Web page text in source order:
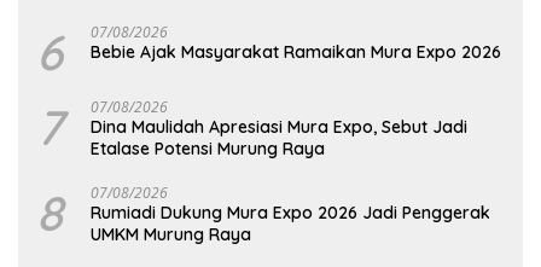
6 07/08/2026
Bebie Ajak Masyarakat Ramaikan Mura Expo 2026
7 07/08/2026
Dina Maulidah Apresiasi Mura Expo, Sebut Jadi
Etalase Potensi Murung Raya
8 07/08/2026
Rumiadi Dukung Mura Expo 2026 Jadi Penggerak
UMKM Murung Raya